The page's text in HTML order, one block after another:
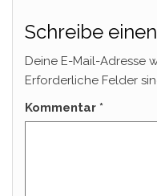
Schreibe
Deine E-Mail-Adresse
Erforderliche Felder
Kommentar *